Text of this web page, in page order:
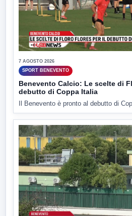
7 AGOSTO 2026
SPORT BENEVENTO
Benevento Calcio: Le scelte di
debutto di Coppa Italia
Il Benevento è pronto al debutto di